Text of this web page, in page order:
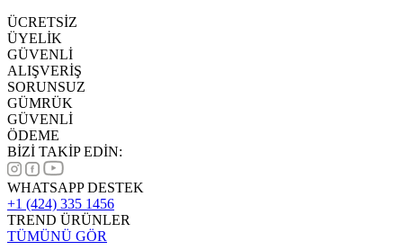
ÜCRETSİZ
ÜYELİK
GÜVENLİ
ALIŞVERİŞ
SORUNSUZ
GÜMRÜK
GÜVENLİ
ÖDEME
BİZİ TAKİP EDİN:
WHATSAPP DESTEK
+1 (424) 335 1456
TREND ÜRÜNLER
TÜMÜNÜ GÖR